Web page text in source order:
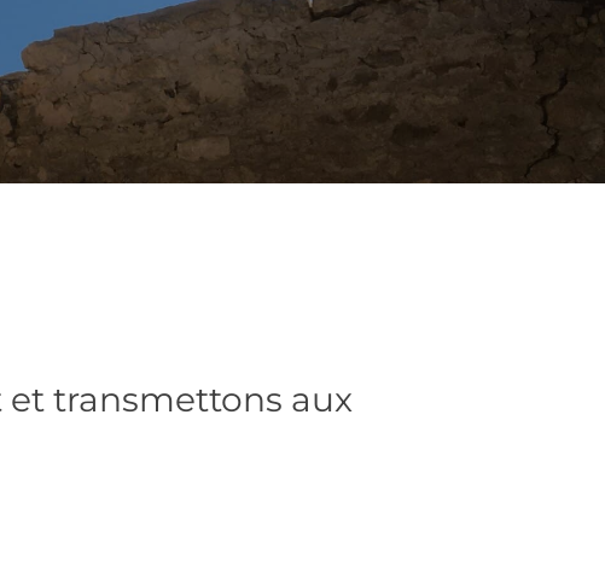
transmettons aux